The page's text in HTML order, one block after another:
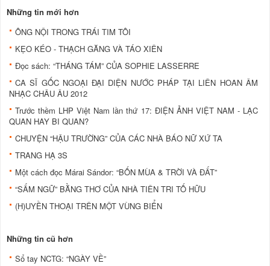
Những tin mới hơn
ÔNG NỘI TRONG TRÁI TIM TÔI
KẸO KÉO - THẠCH GĂNG VÀ TÁO XIÊN
Ðọc sách: “THÁNG TÁM” CỦA SOPHIE LASSERRE
CA SĨ GỐC NGOẠI ĐẠI DIỆN NƯỚC PHÁP TẠI LIÊN HOAN ÂM
NHẠC CHÂU ÂU 2012
Trước thềm LHP Việt Nam lần thứ 17: ĐIỆN ẢNH VIỆT NAM - LẠC
QUAN HAY BI QUAN?
CHUYỆN “HẬU TRƯỜNG” CỦA CÁC NHÀ BÁO NỮ XỨ TA
TRANG HẠ 3S
Một cách đọc Márai Sándor: “BỐN MÙA & TRỜI VÀ ÐẤT”
“SẤM NGỮ” BẰNG THƠ CỦA NHÀ TIÊN TRI TỐ HỮU
(H)UYỀN THOẠI TRÊN MỘT VÙNG BIỂN
Những tin cũ hơn
Sổ tay NCTG: “NGÀY VỀ”